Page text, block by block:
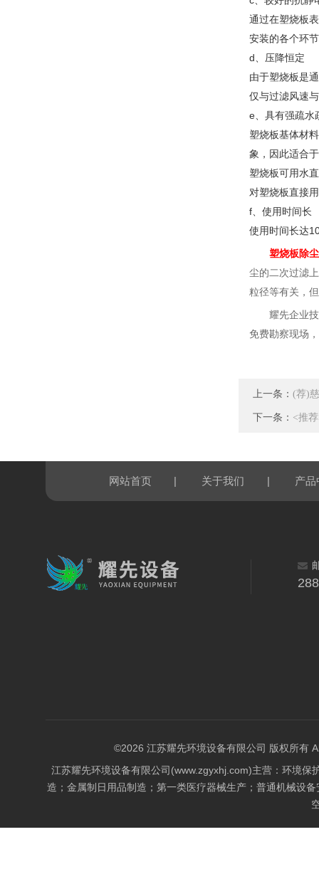
通过在塑烧板
安装的各个环
d 、压降恒定
由于塑烧板是
仅与过滤风速
e、具有强疏水
塑烧板基体材
象，因此适合
塑烧板可用水
对塑烧板直接
f、使用时间长
使用时间长达
塑烧板除
尘的二次过滤
粒径等有关，
耀先企业
免费勘察现场
上一条： (荐)
下一条： <推
网站首页 | 关于我们 | 产品
©2026 江苏耀先环境设备有限公司 版权所有
江苏耀先环境设备有限公司(www.zgyxhj.com)主营：环境
造；金属制日用品制造；第一类医疗器械生产；普通机械设